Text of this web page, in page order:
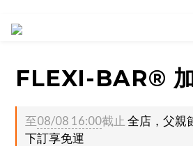
FLEXI-BAR®
至08/08 16:00截止 全店，父親
下訂享免運